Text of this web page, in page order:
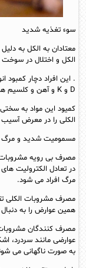
سوء تغذیه شدید
معتادان به الکل به
الکل و اختلال در
D و K و آهن و کلسیم هستند.
کمیود این مواد به
الکلی را در معرض
مسمومیت شدید و مرگ
مصرف بی رویه
در تعادل الکترولیت
مرگ افراد می شود.
مصرف مشروبات الکلی
همین عوارض را به دنبال
مصرف کنندگان
عوارضی مانند سردرد،
به صورت ناگهانی می